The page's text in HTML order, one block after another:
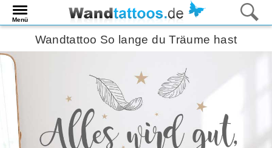
Menü
Wandtattoo So lange du Träume hast